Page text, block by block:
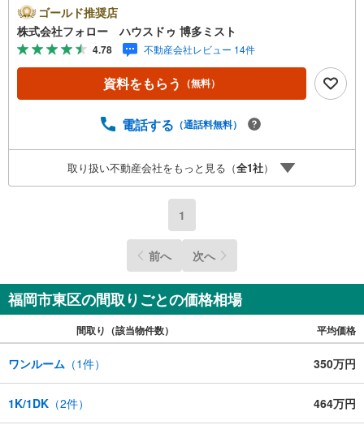
さい。答えはお客様の家族構成やご年齢、ライフプランに
よって全く変わってきます。ネット検索も便利ですが、1回
のご相談でお悩みが解決できるかもしれません。その答え
が「購入しない」となっても、お客様、ご家族様のベスト
であれば、それに越したことはありません。まずはお問い
合わせください。【営業時間 10:00-18:00】（定休日:火・
ひお気軽にご連絡下さい！現地を見学される場合は「室
ご記入いただけますとスムーズにご案内が可能です。
ゴールド推奨店
株式会社フォロー ハウスドゥ 博多ミスト
4.78 不動産会社レビュー 14件
資料をもらう （無料）
電話する （通話料無料）
取り扱い不動産会社をもっと見る（全1社）
1
前へ 次へ
福岡市東区の間取りごとの価格相場
間取り（該当物件数） 平均価格
ワンルーム （1件） 350万円
1K/1DK （2件） 464万円